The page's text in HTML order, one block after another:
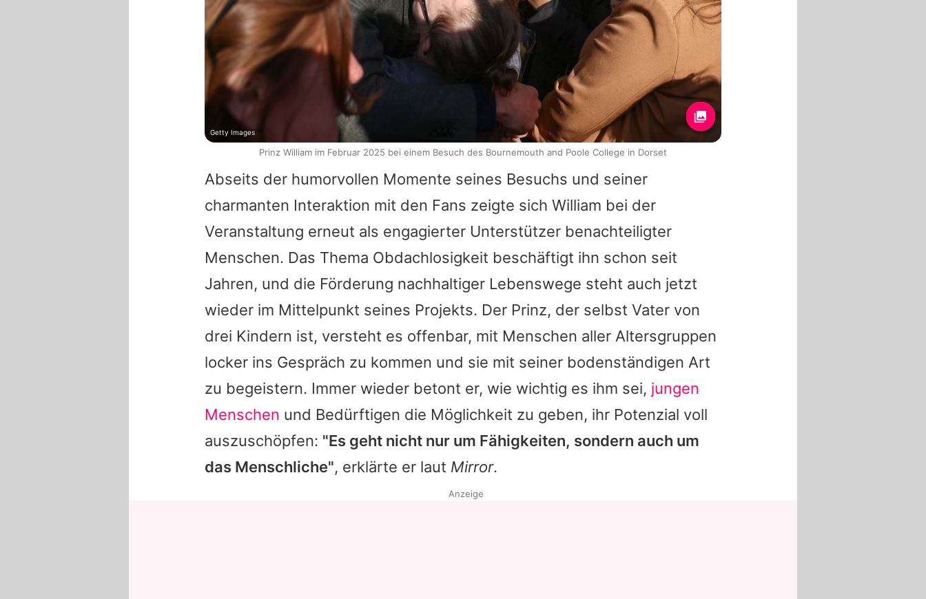
Abseits der humorvollen Momente seines Besuchs und seiner
charmanten Interaktion mit den Fans zeigte sich William bei der
Veranstaltung erneut als engagierter Unterstützer benachteiligter
Menschen. Das Thema Obdachlosigkeit beschäftigt ihn schon seit
Jahren, und die Förderung nachhaltiger Lebenswege steht auch jetzt
wieder im Mittelpunkt seines Projekts. Der Prinz, der selbst Vater von
drei Kindern ist, versteht es offenbar, mit Menschen aller Altersgruppen
locker ins Gespräch zu kommen und sie mit seiner bodenständigen Art
zu begeistern. Immer wieder betont er, wie wichtig es ihm sei, jungen
Menschen und Bedürftigen die Möglichkeit zu geben, ihr Potenzial voll
auszuschöpfen: "Es geht nicht nur um Fähigkeiten, sondern auch um
das Menschliche", erklärte er laut Mirror.
Getty Images
Prinz William im Februar 2025 bei einem Besuch des Bournemouth and Poole College in Dorset
Anzeige